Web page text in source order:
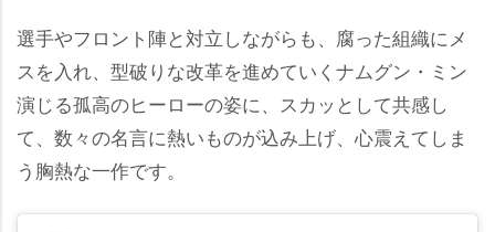
選手やフロント陣と対立しながらも、腐った組織にメ
スを入れ、型破りな改革を進めていくナムグン・ミン
演じる孤高のヒーローの姿に、スカッとして共感し
て、数々の名言に熱いものが込み上げ、心震えてしま
う胸熱な一作です。